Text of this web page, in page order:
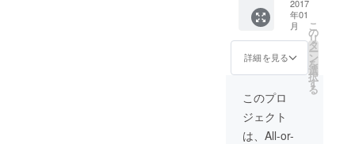
マース
（塩）
。 沖縄
の青い
海から
ラル豊
マース
は現在
ターネットでは
手に入りませ
（塩）
。 沖縄
の青い
海から
作られ
たミネ
ラル豊
富な
マース
は現在
イン
2017
年01
月
詳細を見る
こ
の
リ
タ
ー
ン
を
選
択
す
る
このプロ
ジェクト
は、All-or-